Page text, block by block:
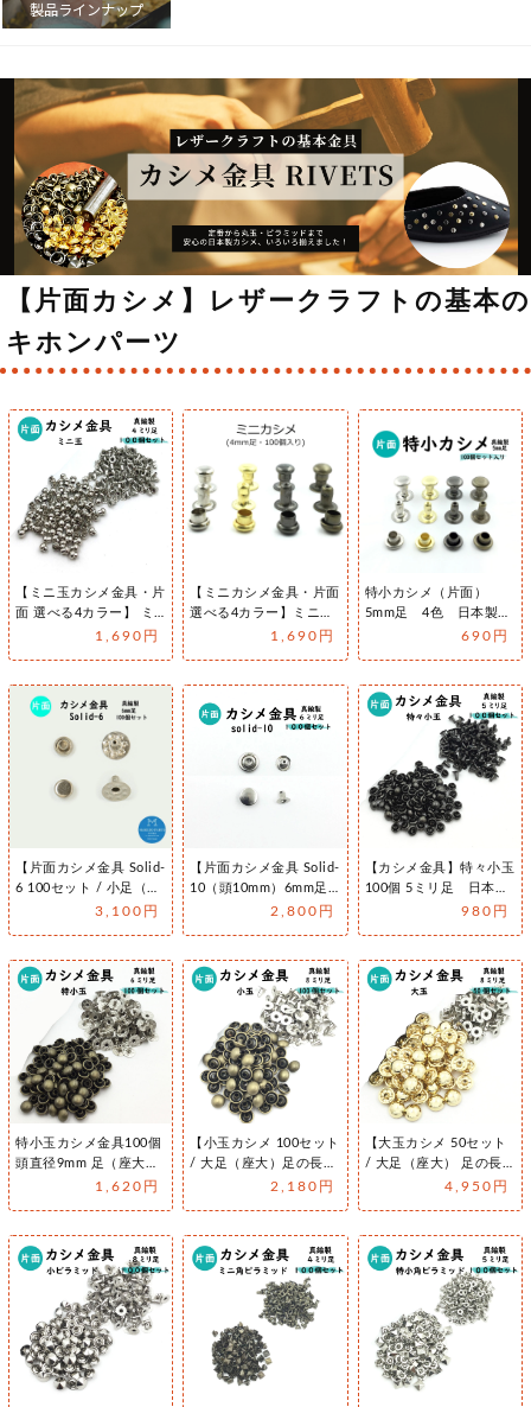
【片面カシメ】レザークラフトの基本の
キホンパーツ
【ミニ玉カシメ金具・片
面 選べる4カラー】 ミ
ニ玉カシメ 頭直径
1,690円
【ミニカシメ金具・片面
選べる4カラー】ミニカ
シメ 直径3.5mm (片面
1,690円
特小カシメ（片面）
5mm足 4色 日本製
真鍮 100個セット販売
690円
【片面カシメ金具 Solid-
6 100セット / 小足（座
大）足の長さ 6…3,100円
【片面カシメ金具 Solid-
10（頭10mm）6mm足
付属の100個セット…
2,800円
【カシメ金具】特々小玉
100個 5ミリ足 日本
製 セット販売 レザー
980円
特小玉カシメ金具100個
頭直径9mm 足（座大）
直径9×6mm 打ち棒 日…
1,620円
【小玉カシメ 100セット
/ 大足（座大）足の長さ
8mm】日本製 真鍮製 ※
2,180円
【大玉カシメ 50セット
/ 大足（座大） 足の長
さ 8mm】日本製 真鍮製
4,950円